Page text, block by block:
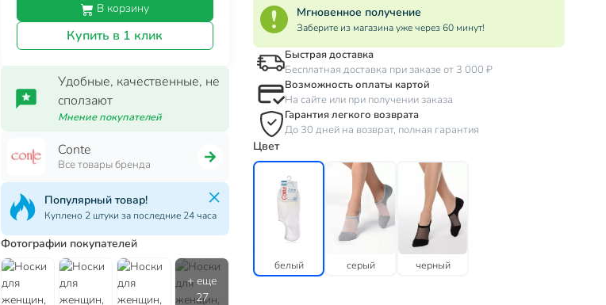
В корзину
Купить в 1 клик
Удобные, качественные, не
сползают
Мнение покупателей
Conte
Все товары бренда
Популярный товар!
Куплено 2 штуки за последние 24 часа
Фотографии покупателей
Мгновенное получение
Заберите из магазина уже через 60 минут!
Быстрая доставка
Бесплатная доставка при заказе от 3 000 ₽
Возможность оплаты картой
На сайте или при получении заказа
Гарантия легкого возврата
До 30 дней на возврат, полная гарантия
Цвет
белый серый черный